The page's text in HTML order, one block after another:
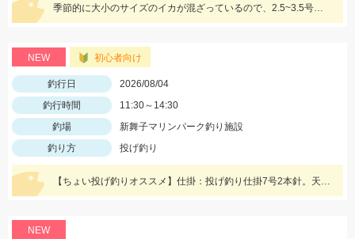
季節的に大小のサイズのイカが混ざっているので、2.5~3.5号までの様々なサイズを持っていきましょう!!
NEW 初心者向け
釣行日
2026/08/04
釣行時間
11:30～14:30
釣場
新舞子マリンパーク釣り施設
釣り方
投げ釣り
【ちょい投げ釣りオススメ】仕掛：投げ釣り仕掛7号2本針。天秤：7号。エサ：石ゴカイorゴールドイソメ。誘い方：サビいて止めての繰り返し。
NEW